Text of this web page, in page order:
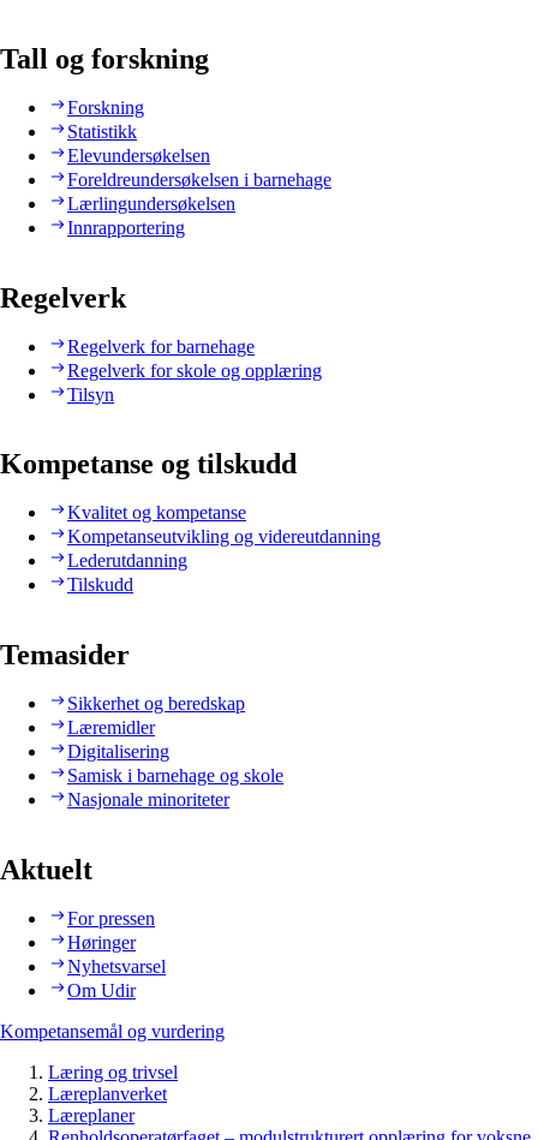
Tall og forskning
Forskning
Statistikk
Elevundersøkelsen
Foreldreundersøkelsen i barnehage
Lærlingundersøkelsen
Innrapportering
Regelverk
Regelverk for barnehage
Regelverk for skole og opplæring
Tilsyn
Kompetanse og tilskudd
Kvalitet og kompetanse
Kompetanseutvikling og videreutdanning
Lederutdanning
Tilskudd
Temasider
Sikkerhet og beredskap
Læremidler
Digitalisering
Samisk i barnehage og skole
Nasjonale minoriteter
Aktuelt
For pressen
Høringer
Nyhetsvarsel
Om Udir
Kompetansemål og vurdering
Læring og trivsel
Læreplanverket
Læreplaner